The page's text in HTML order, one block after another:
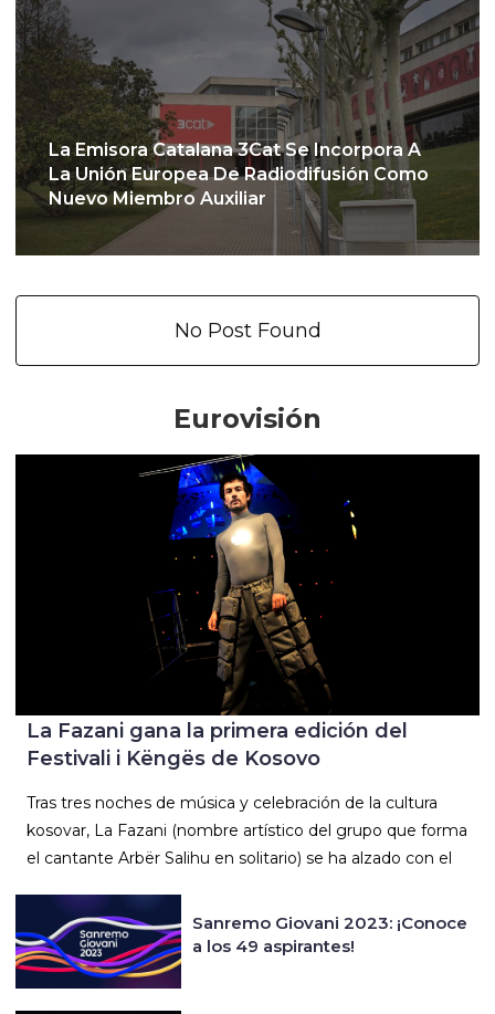
La Emisora Catalana 3Cat Se Incorpora A
La Unión Europea De Radiodifusión Como
Nuevo Miembro Auxiliar
No Post Found
Eurovisión
La Fazani gana la primera edición del
Festivali i Këngës de Kosovo
Tras tres noches de música y celebración de la cultura
kosovar, La Fazani (nombre artístico del grupo que forma
el cantante Arbër Salihu en solitario) se ha alzado con el
Sanremo Giovani 2023: ¡Conoce
a los 49 aspirantes!